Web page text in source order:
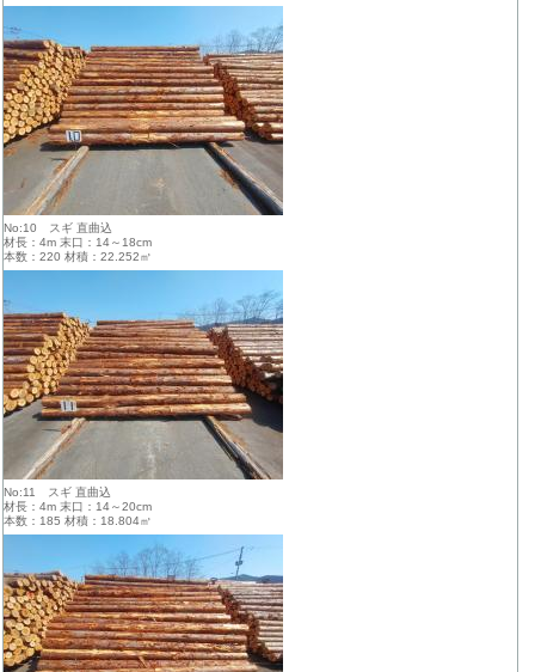
No:10 スギ 直曲込
材長：4m 末口：14～18cm
本数：220 材積：22.252㎥
No:11 スギ 直曲込
材長：4m 末口：14～20cm
本数：185 材積：18.804㎥